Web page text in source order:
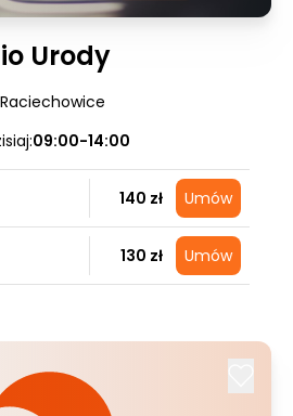
Urody
09:00-14:00
140 zł Umów
130 zł Umów